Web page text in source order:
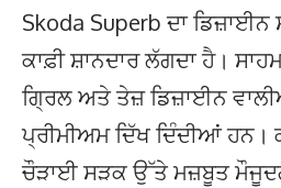
Skoda Superb ਦਾ
ਕਾਫ਼ੀ ਸ਼ਾਨਦਾਰ ਲੱਗਦਾ ਹੈ।
ਗ੍ਰਿਲ ਅਤੇ ਤੇਜ਼ ਡਿਜ਼ਾਈਨ
ਪ੍ਰੀਮੀਅਮ ਦਿੱਖ ਦਿੰਦੀਆਂ ਹਨ।
ਚੌੜਾਈ ਸੜਕ ਉੱਤੇ ਮਜ਼ਬੂਤ